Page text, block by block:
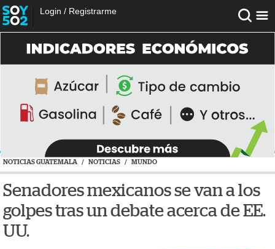
Login / Registrarme
NOTICIAS GUATEMALA / NOTICIAS / MUNDO
Senadores mexicanos se van a los
golpes tras un debate acerca de EE.
UU.